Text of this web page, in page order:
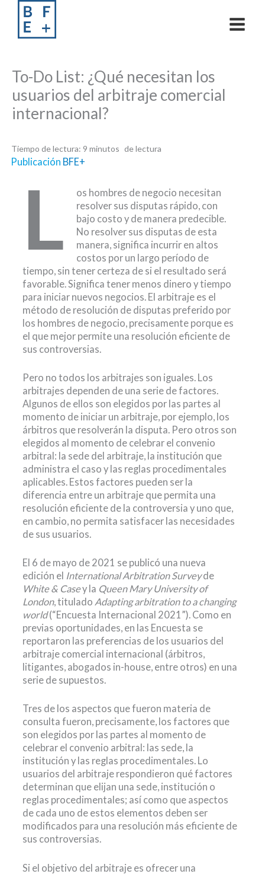
content
To-Do List: ¿Qué necesitan los
usuarios del arbitraje comercial
internacional?
Tiempo de lectura: 9 minutos
Publicación BFE+
L
os hombres de negocio necesitan
resolver sus disputas rápido, con
bajo costo y de manera predecible.
No resolver sus disputas de esta
manera, significa incurrir en altos
costos por un largo período de
tiempo, sin tener certeza de si el resultado será
favorable. Significa tener menos dinero y tiempo
para iniciar nuevos negocios. El arbitraje es el
método de resolución de disputas preferido por
los hombres de negocio, precisamente porque es
el que mejor permite una resolución eficiente de
sus controversias.
Pero no todos los arbitrajes son iguales. Los
arbitrajes dependen de una serie de factores.
Algunos de ellos son elegidos por las partes al
momento de iniciar un arbitraje, por ejemplo, los
árbitros que resolverán la disputa. Pero otros son
elegidos al momento de celebrar el convenio
arbitral: la sede del arbitraje, la institución que
administra el caso y las reglas procedimentales
aplicables. Estos factores pueden ser la
diferencia entre un arbitraje que permita una
resolución eficiente de la controversia y uno que,
en cambio, no permita satisfacer las necesidades
de sus usuarios.
El 6 de mayo de 2021 se publicó una nueva
edición el International Arbitration Surveyde
White & Casey la Queen Mary University of
London, titulado Adapting arbitration to a changing
world(“Encuesta Internacional 2021”). Como en
previas oportunidades, en las Encuesta se
reportaron las preferencias de los usuarios del
arbitraje comercial internacional (árbitros,
litigantes, abogados in-house, entre otros) en una
serie de supuestos.
Tres de los aspectos que fueron materia de
consulta fueron, precisamente, los factores que
son elegidos por las partes al momento de
celebrar el convenio arbitral: las sede, la
institución y las reglas procedimentales. Lo
usuarios del arbitraje respondieron qué factores
determinan que elijan una sede, institución o
reglas procedimentales; así como que aspectos
de cada uno de estos elementos deben ser
modificados para una resolución más eficiente de
sus controversias.
Si el objetivo del arbitraje es ofrecer una